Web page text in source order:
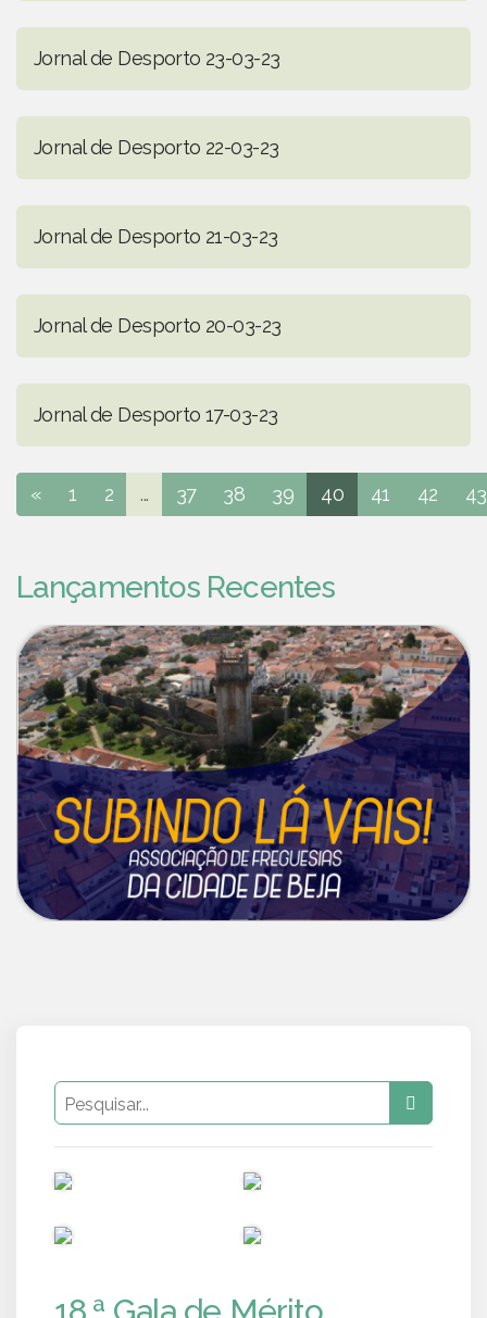
Jornal de Desporto 23-03-23
Jornal de Desporto 22-03-23
Jornal de Desporto 21-03-23
Jornal de Desporto 20-03-23
Jornal de Desporto 17-03-23
« 1 2 ... 37 38 39 40 41 42 43
Lançamentos Recentes